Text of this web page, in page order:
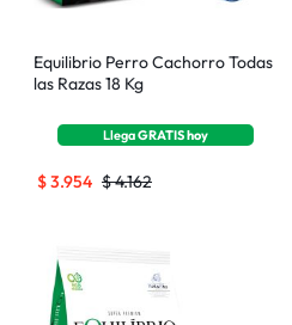
Equilibrio Perro Cachorro Todas
las Razas 18 Kg
LlegaGRATIShoy
$4.162
$3.954